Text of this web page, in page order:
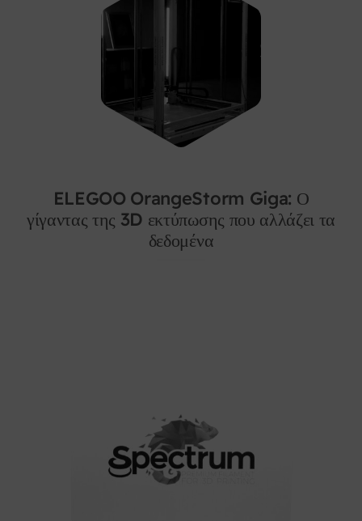
ELEGOO OrangeStorm Giga: Ο
γίγαντας της 3D εκτύπωσης που αλλάζει τα
δεδομένα